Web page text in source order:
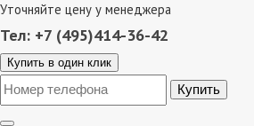
Уточняйте цену у менеджера
Тел: +7 (495)414-36-42
Купить в один клик